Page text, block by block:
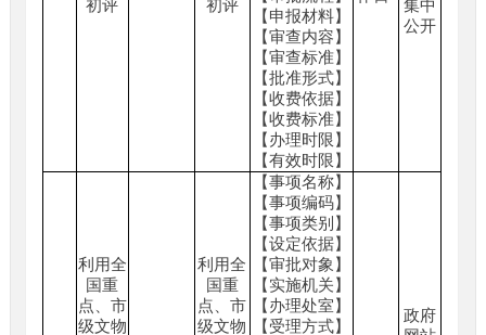
初评
初评
【申报材料】
【审查内容】
【审查标准】
【批准形式】
【收费依据】
【收费标准】
【办理时限】
【有效时限】
集中
公开
利用全
国重
点、市
级文物
利用全
国重
点、市
级文物
【事项名称】
【事项编码】
【事项类别】
【设定依据】
【审批对象】
【实施机关】
【办理处室】
【受理方式】
政府